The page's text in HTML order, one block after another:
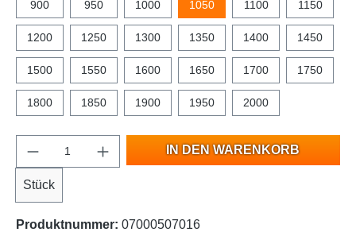
900 950 1000 1050 1100 1150
1200 1250 1300 1350 1400 1450
1500 1550 1600 1650 1700 1750
1800 1850 1900 1950 2000
Stück
IN DEN WARENKORB
Produktnummer: 07000507016